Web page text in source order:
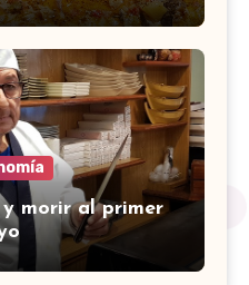
morir al primer